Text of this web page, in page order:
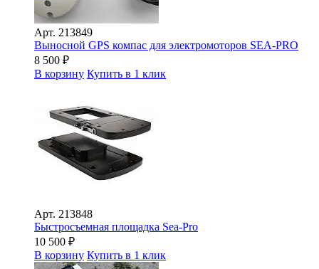
Арт. 213849
Выносной GPS компас для электромоторов SEA-PRO
8 500 ₽
В корзину Купить в 1 клик
Арт. 213848
Быстросъемная площадка Sea-Pro
10 500 ₽
В корзину Купить в 1 клик